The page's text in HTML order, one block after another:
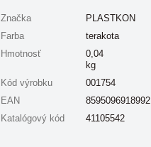
Značka
PLASTKON
Farba
terakota
Hmotnosť
0,04
kg
Kód výrobku
001754
EAN
8595096918992
Katalógový kód
41105542